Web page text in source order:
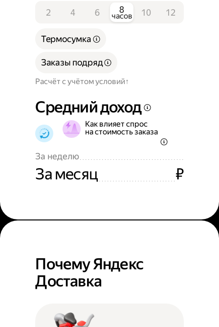
2 4 6 8
часов 10 12
Расчёт с учётом условий
Термосумка
Заказы подряд
Средний доход
Как влияет спрос
на стоимость заказа
За неделю
За месяц ₽
Почему Яндекс
Доставка